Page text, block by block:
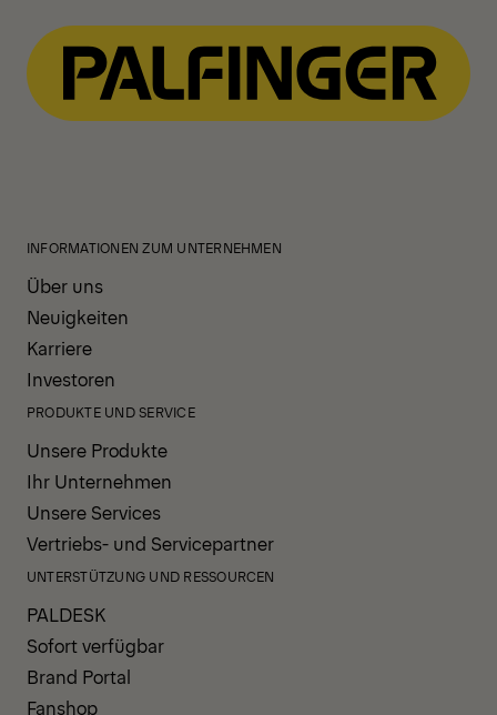
INFORMATIONEN ZUM UNTERNEHMEN
Über uns
Neuigkeiten
Karriere
Investoren
PRODUKTE UND SERVICE
Unsere Produkte
Ihr Unternehmen
Unsere Services
Vertriebs- und Servicepartner
UNTERSTÜTZUNG UND RESSOURCEN
PALDESK
Sofort verfügbar
Brand Portal
Fanshop